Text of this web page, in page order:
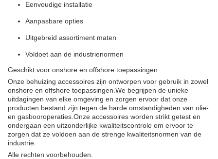
Eenvoudige installatie
Aanpasbare opties
Uitgebreid assortiment maten
Voldoet aan de industrienormen
Geschikt voor onshore en offshore toepassingen
Onze behuizing accessoires zijn ontworpen voor gebruik in zowel
onshore en offshore toepassingen.We begrijpen de unieke
uitdagingen van elke omgeving en zorgen ervoor dat onze
producten bestand zijn tegen de harde omstandigheden van olie-
en gasbooroperaties.Onze accessoires worden strikt getest en
ondergaan een uitzonderlijke kwaliteitscontrole om ervoor te
zorgen dat ze voldoen aan de strenge kwaliteitsnormen van de
industrie.
Alle rechten voorbehouden.